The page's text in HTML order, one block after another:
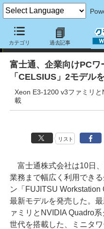
カテゴリ 過去記事
ニュース
富士通、企業向けPCワ
「CELSIUS」2モデル
Xeon E3-1200 v3ファミリ
載
リスト
富士通株式会社は10日
業務まで幅広く利用でき
ン「FUJITSU
最新モデルを発売した。
ァミリとNVIDIA Quadro
世代を搭載した、ミニタ